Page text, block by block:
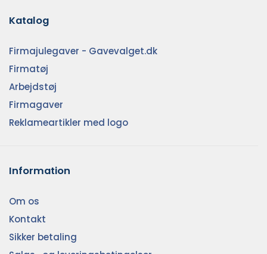
Katalog
Firmajulegaver - Gavevalget.dk
Firmatøj
Arbejdstøj
Firmagaver
Reklameartikler med logo
Information
Om os
Kontakt
Sikker betaling